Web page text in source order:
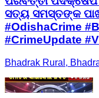
ସତ୍ୟ ସମସ୍ତଙ୍କ
#OdishaCrime
#CrimeUpdate
Bhadrak Rural,